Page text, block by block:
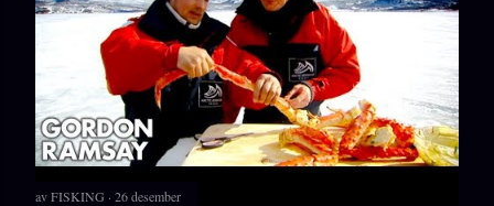
avFISKING 26 desember